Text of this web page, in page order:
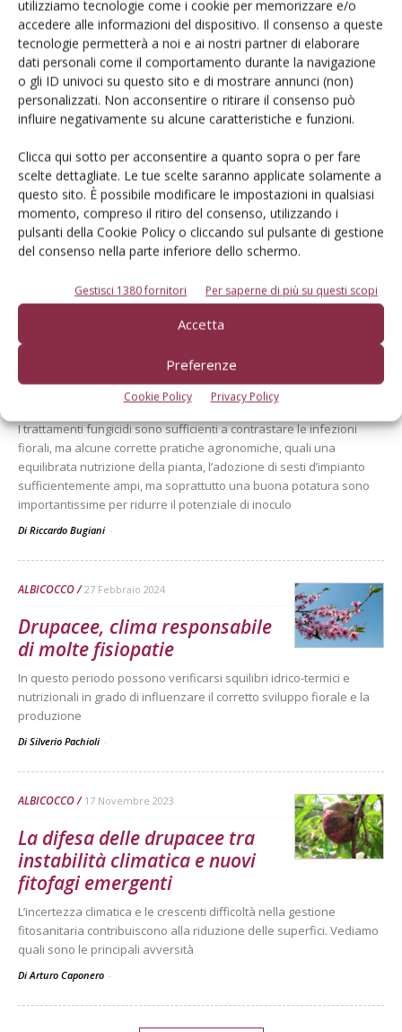
utilizziamo tecnologie come i cookie per memorizzare e/o
accedere alle informazioni del dispositivo. Il consenso a queste
tecnologie permetterà a noi e ai nostri partner di elaborare
dati personali come il comportamento durante la navigazione
o gli ID univoci su questo sito e di mostrare annunci (non)
personalizzati. Non acconsentire o ritirare il consenso può
influire negativamente su alcune caratteristiche e funzioni.
Clicca qui sotto per acconsentire a quanto sopra o per fare
scelte dettagliate. Le tue scelte saranno applicate solamente a
questo sito. È possibile modificare le impostazioni in qualsiasi
momento, compreso il ritiro del consenso, utilizzando i
pulsanti della Cookie Policy o cliccando sul pulsante di gestione
del consenso nella parte inferiore dello schermo.
Gestisci 1380 fornitori Per saperne di più su questi scopi
Accetta
Preferenze
Cookie Policy Privacy Policy
comparto, si punta su nuove varietà che affianchino la storica
albicocca “La Tonda” al centro di una strategia di valorizzazione
DiDavide Gallesio
ALBICOCCO
Albicocco sotto il potenziale
produttivo
L’offerta di albicocche italiane per la stagione entrante è valutata in
circa 214.000 tonnellate, un quantitativo simile a quello prodotto la
scorsa stagione e, ancora una volta, sotto il potenziale produttivo.
Sempre in calo le superfici che si attestano oggi sui 18mila ettari
ALBICOCCO
Trattamenti anti monilia con le
drupacee in fioritura
I trattamenti fungicidi sono sufficienti a contrastare le infezioni
fiorali, ma alcune corrette pratiche agronomiche, quali una
equilibrata nutrizione della pianta, l’adozione di sesti d’impianto
sufficientemente ampi, ma soprattutto una buona potatura sono
importantissime per ridurre il potenziale di inoculo
Di Riccardo Bugiani -
ALBICOCCO 27 Febbraio 2024
Drupacee, clima responsabile
di molte fisiopatie
In questo periodo possono verificarsi squilibri idrico-termici e
nutrizionali in grado di influenzare il corretto sviluppo fiorale e la
produzione
Di Silverio Pachioli -
ALBICOCCO 17 Novembre 2023
La difesa delle drupacee tra
instabilità climatica e nuovi
fitofagi emergenti
L’incertezza climatica e le crescenti difficoltà nella gestione
fitosanitaria contribuiscono alla riduzione delle superfici. Vediamo
quali sono le principali avversità
Di Arturo Caponero -